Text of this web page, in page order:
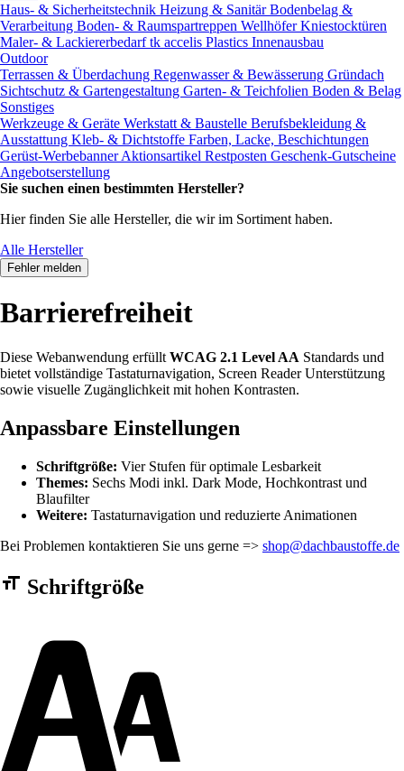
Haus- & Sicherheitstechnik Heizung & SanitärBodenbelag &
Verarbeitung Boden- & Raumspartreppen Wellhöfer Kniestocktüren
Maler- & Lackiererbedarftk accelis Plastics Innenausbau
Outdoor
Terrassen & Überdachung Regenwasser & Bewässerung Gründach
Sichtschutz & Gartengestaltung Garten- & Teichfolien Boden & Belag
Sonstiges
Werkzeuge & Geräte Werkstatt & Baustelle Berufsbekleidung &
Ausstattung Kleb- & Dichtstoffe Farben, Lacke, Beschichtungen
Gerüst-WerbebannerAktionsartikel Restposten Geschenk-Gutscheine
Angebotserstellung
Sie suchen einen bestimmten Hersteller?
Hier finden Sie alle Hersteller, die wir im Sortiment haben.
Alle Hersteller
Fehler melden
Barrierefreiheit
Diese Webanwendung erfüllt WCAG 2.1 Level AA Standards und
bietet vollständige Tastaturnavigation, Screen Reader Unterstützung
sowie visuelle Zugänglichkeit mit hohen Kontrasten.
Anpassbare Einstellungen
Schriftgröße: Vier Stufen für optimale Lesbarkeit
Themes: Sechs Modi inkl. Dark Mode, Hochkontrast und
Blaufilter
Weitere: Tastaturnavigation und reduzierte Animationen
Bei Problemen kontaktieren Sie uns gerne => shop@dachbaustoffe.de
Barrierefreiheit Einstellungen Formular
Schriftgröße